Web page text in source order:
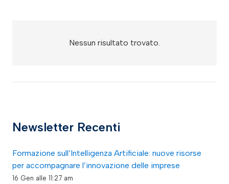
Nessun risultato trovato.
Newsletter Recenti
Formazione sull’Intelligenza Artificiale: nuove risorse
per accompagnare l’innovazione delle imprese
16 Gen alle 11:27 am